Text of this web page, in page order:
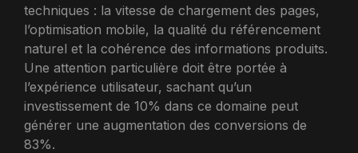
techniques : la vitesse de chargement des pages,
l’optimisation mobile, la qualité du référencement
naturel et la cohérence des informations produits.
Une attention particulière doit être portée à
l’expérience utilisateur, sachant qu’un
investissement de 10% dans ce domaine peut
générer une augmentation des conversions de
83%.